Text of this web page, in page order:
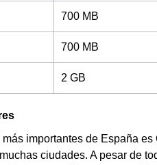
700 MB
700 MB
2 GB
importantes de España
ciudades. A pesar de